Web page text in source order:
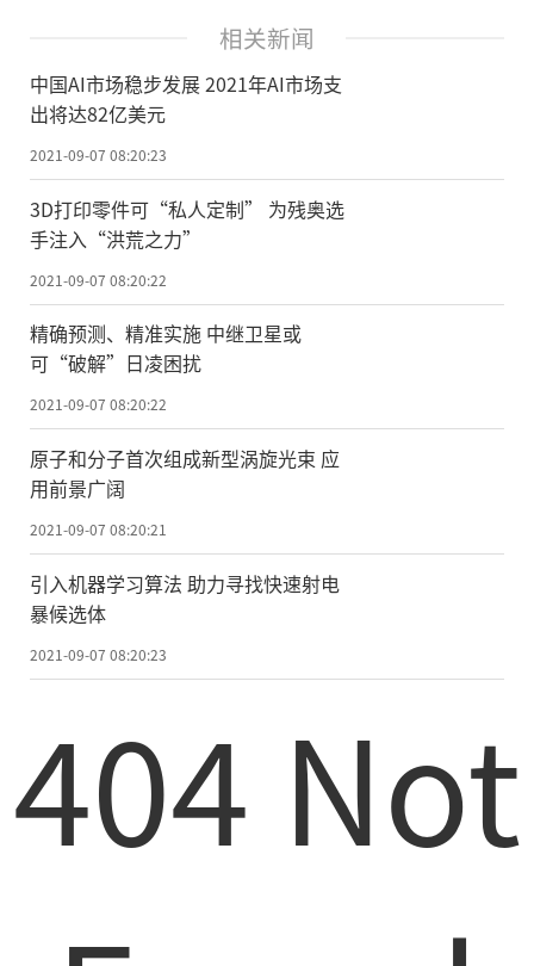
相关新闻
中国AI市场稳步发展 2021年AI市场支
出将达82亿美元
2021-09-07 08:20:23
3D打印零件可“私人定制” 为残奥选
手注入“洪荒之力”
2021-09-07 08:20:22
精确预测、精准实施 中继卫星或
可“破解”日凌困扰
2021-09-07 08:20:22
原子和分子首次组成新型涡旋光束 应
用前景广阔
2021-09-07 08:20:21
引入机器学习算法 助力寻找快速射电
暴候选体
2021-09-07 08:20:23
404 Not